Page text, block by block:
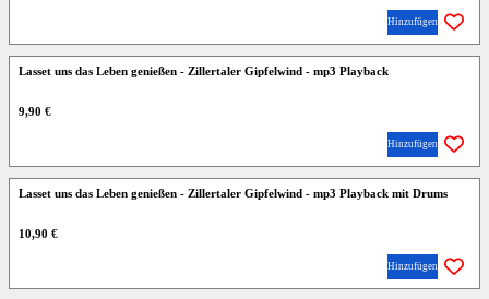
Hinzufügen
Lasset uns das Leben genießen - Zillertaler Gipfelwind - mp3 Playback
9,90 €
Hinzufügen
Lasset uns das Leben genießen - Zillertaler Gipfelwind - mp3 Playback mit Drums
10,90 €
Hinzufügen